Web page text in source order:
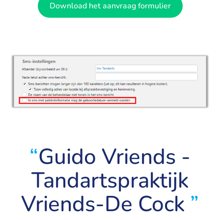
Download het aanvraag formulier
“Guido Vriends -
Tandartspraktijk
Vriends-De Cock ”